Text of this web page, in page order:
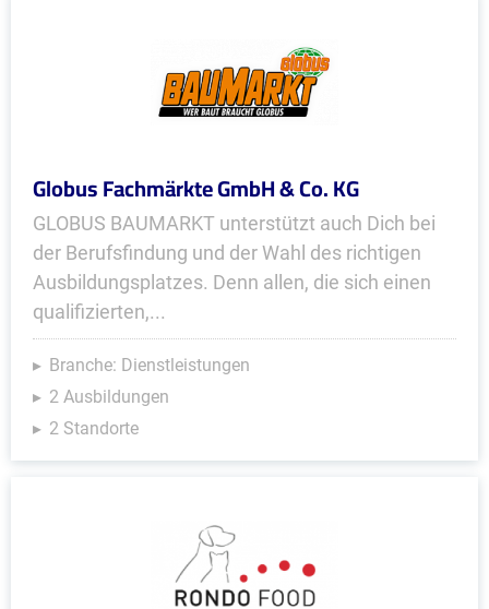
Globus Fachmärkte GmbH & Co. KG
GLOBUS BAUMARKT unterstützt auch Dich bei
der Berufsfindung und der Wahl des richtigen
Ausbildungsplatzes. Denn allen, die sich einen
qualifizierten,...
Branche: Dienstleistungen
2 Ausbildungen
2 Standorte